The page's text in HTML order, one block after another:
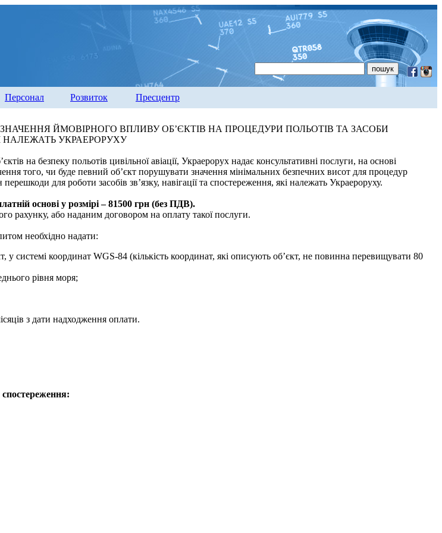
Персонал Розвиток Пресцентр
ЙМОВІРНОГО ВПЛИВУ ОБ’ЄКТІВ НА ПРОЦЕДУРИ ПОЛЬОТІВ ТА ЗАСОБИ
НАЛЕЖАТЬ УКРАЕРОРУХУ
на безпеку польотів цивільної авіації, Украерорух надає консультативні послуги, на основі
того, чи буде певний об’єкт порушувати значення мінімальних безпечних висот для процедур
для роботи засобів зв’язку, навігації та спостереження, які належать Украероруху.
основі у розмірі – 81500 грн (без ПДВ).
рахунку, або наданим договором на оплату такої послуги.
необхідно надати:
у системі координат WGS-84 (кількість координат, які описують об’єкт, не повинна перевищувати 80
рівня моря;
з дати надходження оплати.
спостереження: